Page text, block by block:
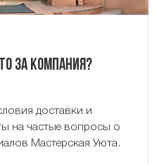
за компания?
доставки и
на частые вопросы о
Мастерская Уюта.